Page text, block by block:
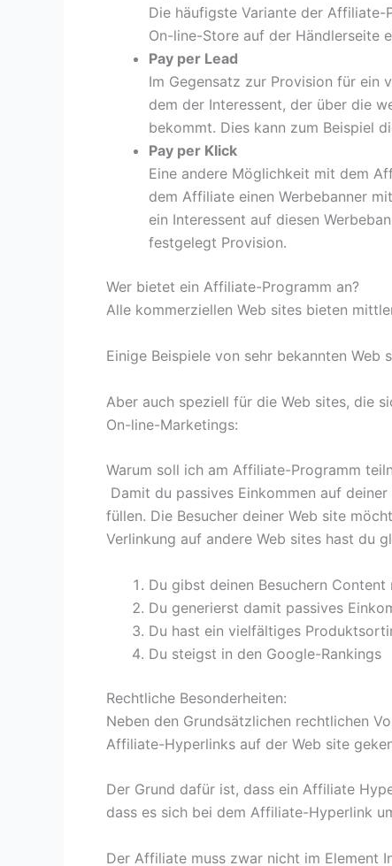
Die häufigste Variante der Affiliate-
On-line-Store auf der Händlerseite
Pay per Lead
Im Gegensatz zur Provision für ein
dem der Interessent, der über die
bekommt. Dies kann zum Beispiel
Pay per Klick
Eine andere Möglichkeit mit dem
dem Affiliate einen Werbebanner
ein Interessent auf diesen
festgelegt Provision.
Wer bietet ein Affiliate-Programm an?
Alle kommerziellen Web sites bieten
Einige Beispiele von sehr bekannten
Aber auch speziell für die Web sites, die
On-line-Marketings:
Warum soll ich am Affiliate-Programm
Damit du passives Einkommen auf
füllen. Die Besucher deiner Web site
Verlinkung auf andere Web sites hast du
Du gibst deinen Besuchern
Du generierst damit passives
Du hast ein vielfältiges
Du steigst in den Google-Rankings
Rechtliche Besonderheiten:
Neben den Grundsätzlichen rechtlichen
Affiliate-Hyperlinks auf der Web site
Der Grund dafür ist, dass ein Affiliate
dass es sich bei dem Affiliate-Hyperlink
Der Affiliate muss zwar nicht im Element